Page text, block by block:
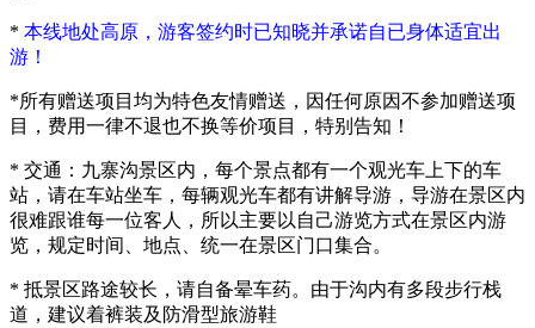
* 本线地处高原，游客签约时已知晓并承诺自已身体适宜出
游！
*所有赠送项目均为特色友情赠送，因任何原因不参加赠送项
目，费用一律不退也不换等价项目，特别告知！
* 交通：九寨沟景区内，每个景点都有一个观光车上下的车
站，请在车站坐车，每辆观光车都有讲解导游，导游在景区内
很难跟谁每一位客人，所以主要以自己游览方式在景区内游
览，规定时间、地点、统一在景区门口集合。
* 抵景区路途较长，请自备晕车药。由于沟内有多段步行栈
道，建议着裤装及防滑型旅游鞋